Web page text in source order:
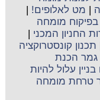
מט לאלופים!
בפיקוח מומחה
החניון המכני
תכנון קונסטרוקציה
גמר הכנת
עלול להיות
טרחת מומחה